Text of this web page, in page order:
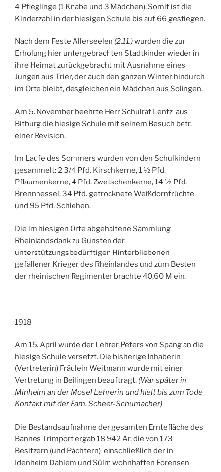
4 Pfleglinge (1 Knabe und 3 Mädchen). Somit ist die
Kinderzahl in der hiesigen Schule bis auf 66 gestiegen.
Nach dem Feste Allerseelen (2.11.)wurden die zur
Erholung hier untergebrachten Stadtkinder wieder in
ihre Heimat zurückgebracht mit Ausnahme eines
Jungen aus Trier, der auch den ganzen Winter hindurch
im Orte bleibt, desgleichen ein Mädchen aus Solingen.
Am 5. November beehrte Herr Schulrat Lentz aus
Bitburg die hiesige Schule mit seinem Besuch betr.
einer Revision.
Im Laufe des Sommers wurden von den Schulkindern
gesammelt: 2 3/4 Pfd. Kirschkerne, 1 ½ Pfd.
Pflaumenkerne, 4 Pfd. Zwetschenkerne, 14 ½ Pfd.
Brennnessel, 34 Pfd. getrocknete Weißdornfrüchte
und 95 Pfd. Schlehen.
Die im hiesigen Orte abgehaltene Sammlung
Rheinlandsdank zu Gunsten der
unterstützungsbedürftigen Hinterbliebenen
gefallener Krieger des Rheinlandes und zum Besten
der rheinischen Regimenter brachte 40,60 M ein.
1918
Am 15. April wurde der Lehrer Peters von Spang an die
hiesige Schule versetzt. Die bisherige Inhaberin
(Vertreterin) Fräulein Weitmann wurde mit einer
Vertretung in Beilingen beauftragt. (War später in
Minheim an der Mosel Lehrerin und hielt bis zum Tode
Kontakt mit der Fam. Scheer-Schumacher)
Die Bestandsaufnahme der gesamten Erntefläche des
Bannes Trimport ergab 18 942 Ar, die von 173
Besitzern (und Pächtern) einschließlich der in
Idenheim Dahlem und Sülm wohnhaften Forensen